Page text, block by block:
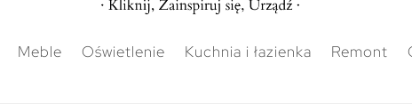
Meble Oświetlenie Kuchnia i łazienka Remont